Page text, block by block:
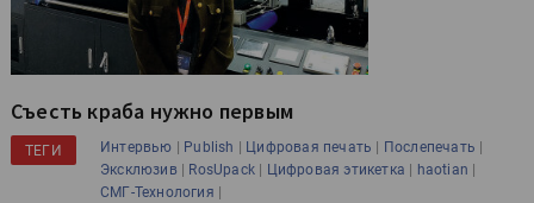
Съесть краба нужно первым
ТЕГИ Интервью | Publish | Цифровая печать | Послепечать |
Эксклюзив | RosUpack | Цифровая этикетка | haotian |
СМГ-Технология |